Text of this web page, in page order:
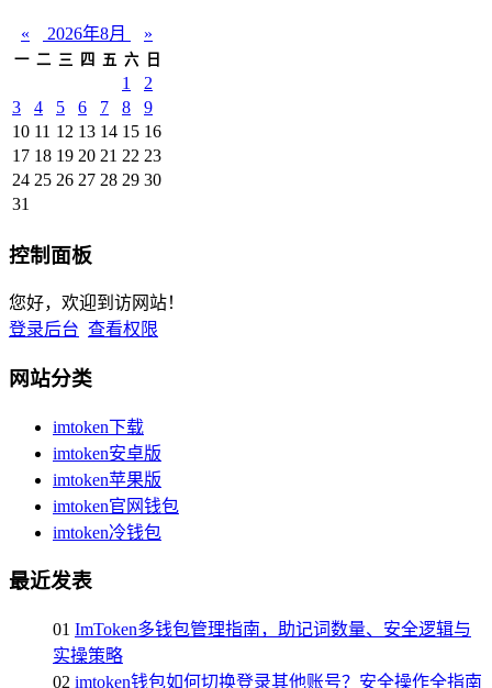
« 2026年8月 »
一 二 三 四 五 六 日
1
2
3
4 5 6 7 8
9
10 11 12 13 14 15 16
17 18 19 20 21 22 23
24 25 26 27 28 29 30
31
控制面板
您好，欢迎到访网站！
登录后台 查看权限
网站分类
imtoken下载
imtoken安卓版
imtoken苹果版
imtoken官网钱包
imtoken冷钱包
最近发表
01 ImToken多钱包管理指南，助记词数量、安全逻辑与
实操策略
02 imtoken钱包如何切换登录其他账号？安全操作全指南